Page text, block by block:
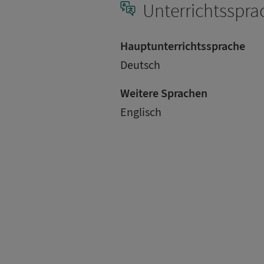
Hauptunterrichtssprache
Deutsch
Weitere Sprachen
Englisch